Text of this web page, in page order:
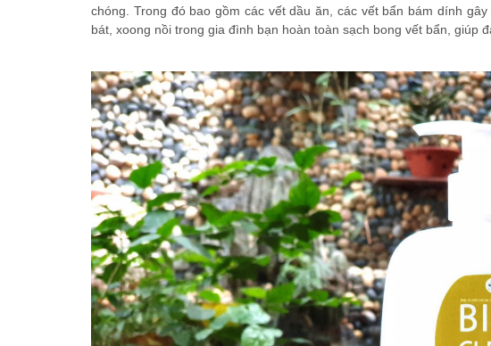
chóng. Trong đó bao gồm các vết dầu ăn, các vết bẩn bám dính
bát, xoong nồi trong gia đình bạn hoàn toàn sạch bong vết bẩn, giúp